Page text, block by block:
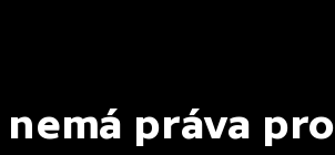
nemá práva